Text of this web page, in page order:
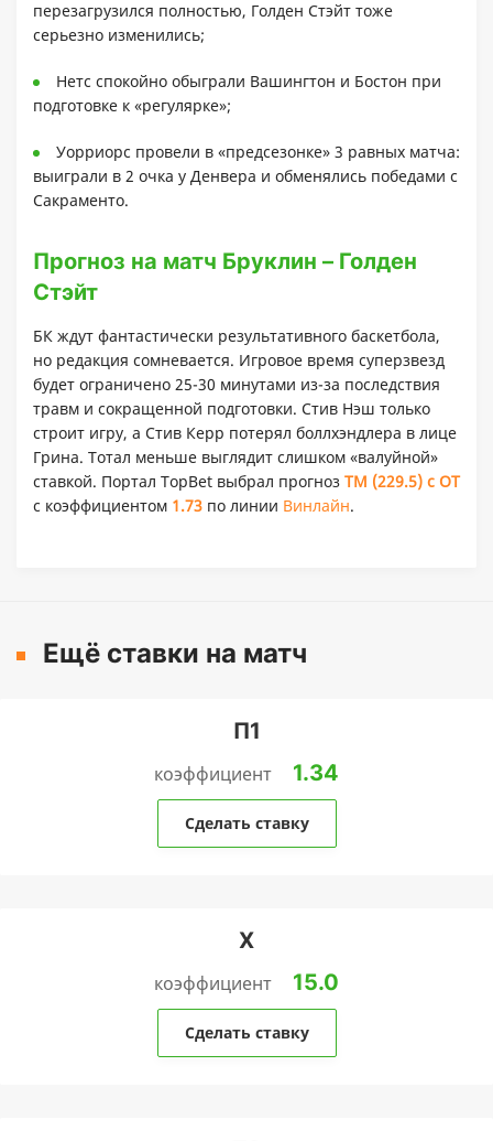
перезагрузился полностью, Голден Стэйт тоже
серьезно изменились;
Нетс спокойно обыграли Вашингтон и Бостон при
подготовке к «регулярке»;
Уорриорс провели в «предсезонке» 3 равных матча:
выиграли в 2 очка у Денвера и обменялись победами с
Сакраменто.
Прогноз на матч Бруклин – Голден
Стэйт
БК ждут фантастически результативного баскетбола,
но редакция сомневается. Игровое время суперзвезд
будет ограничено 25-30 минутами из-за последствия
травм и сокращенной подготовки. Стив Нэш только
строит игру, а Стив Керр потерял боллхэндлера в лице
Грина. Тотал меньше выглядит слишком «валуйной»
ставкой. Портал TopBet выбрал прогноз ТМ (229.5) с ОТ
с коэффициентом 1.73 по линии Винлайн.
Ещё ставки на матч
П1
коэффициент 1.34
Сделать ставку
Х
коэффициент 15.0
Сделать ставку